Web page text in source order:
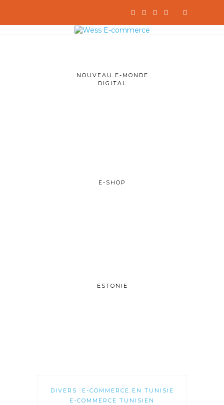
NOUVEAU E-MONDE
DIGITAL
E-SHOP
ESTONIE
DIVERS
E-COMMERCE EN TUNISIE
E-COMMERCE TUNISIEN